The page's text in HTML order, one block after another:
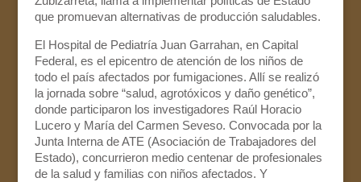
que promuevan alternativas de producción saludables.
El Hospital de Pediatría Juan Garrahan, en Capital
Federal, es el epicentro de atención de los niños de
todo el país afectados por fumigaciones. Allí se realizó
la jornada sobre “salud, agrotóxicos y daño genético”,
donde participaron los investigadores Raúl Horacio
Lucero y María del Carmen Seveso. Convocada por la
Junta Interna de ATE (Asociación de Trabajadores del
Estado), concurrieron medio centenar de profesionales
de la salud y familias con niños afectados. Y